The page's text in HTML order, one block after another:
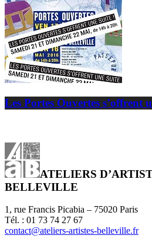
Les Portes Ouvertes s’offrent
ATELIERS
BELLEVILLE
1, rue Francis Picabia – 75020 Paris
Tél. : 01 73 74 27 67
contact@ateliers-artistes-belleville.fr